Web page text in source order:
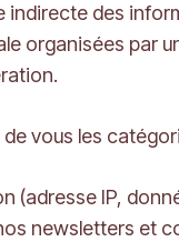
indirecte des
organisées par
vous les
(adresse IP,
newsletters